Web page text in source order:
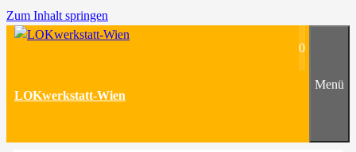
Zum Inhalt springen
LOKwerkstatt-Wien
0
Menü